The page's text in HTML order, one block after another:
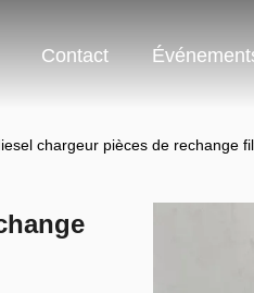
Contact
chargeur pièces de rechange